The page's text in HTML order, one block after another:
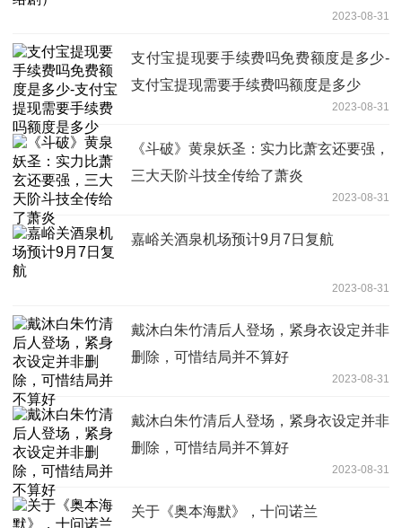
2023-08-31
支付宝提现要手续费吗免费额度是多少-
支付宝提现需要手续费吗额度是多少
2023-08-31
《斗破》黄泉妖圣：实力比萧玄还要强，
三大天阶斗技全传给了萧炎
2023-08-31
嘉峪关酒泉机场预计9月7日复航
2023-08-31
​戴沐白朱竹清后人登场，紧身衣设定并非
删除，可惜结局并不算好
2023-08-31
戴沐白朱竹清后人登场，紧身衣设定并非
删除，可惜结局并不算好
2023-08-31
关于《奥本海默》，十问诺兰